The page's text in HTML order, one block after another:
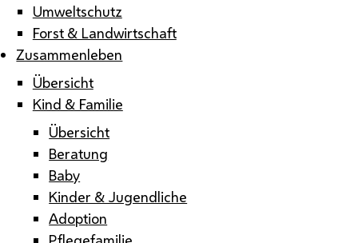
Umweltschutz
Forst & Landwirtschaft
Zusammenleben
Übersicht
Kind & Familie
Übersicht
Beratung
Baby
Kinder & Jugendliche
Adoption